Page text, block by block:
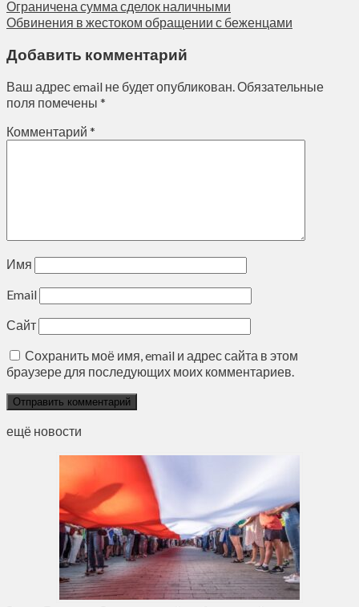
Ограничена сумма сделок наличными
Обвинения в жестоком обращении с беженцами
Добавить комментарий
Ваш адрес email не будет опубликован.Обязательные
поля помечены *
Комментарий *
Имя
Email
Сайт
Сохранить моё имя, email и адрес сайта в этом
браузере для последующих моих комментариев.
ещё новости